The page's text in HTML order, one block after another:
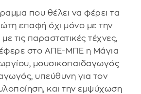
που θέλει να φέρει τα
επαφή όχι μόνο με την
τις παραστατικές τέχνες,
στο ΑΠΕ-ΜΠΕ η Μάγια
μουσικοπαιδαγωγός
υπεύθυνη για τον
και την εμψύχωση